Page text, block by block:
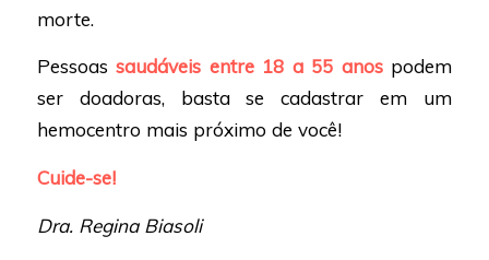
morte.
Pessoassaudáveis entre 18 a 55 anospodem
ser doadoras, basta se cadastrar em um
hemocentro mais próximo de você!
Cuide-se!
Dra. Regina Biasoli